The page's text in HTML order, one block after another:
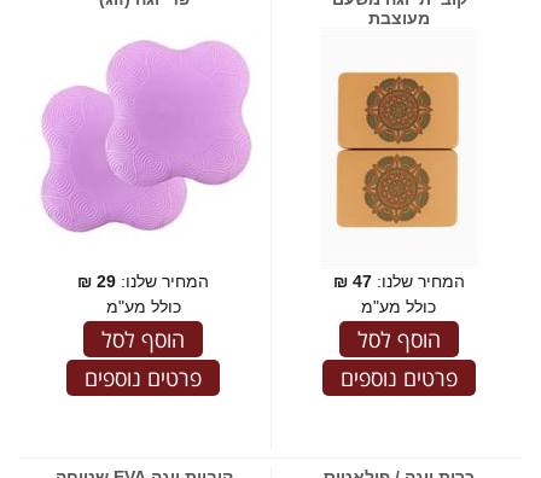
מעוצבת
המחיר שלנו:47
₪
כולל מע"מ
הוסף לסל
פרטים נוספים
המחיר שלנו: 29
₪
כולל מע"מ
הוסף לסל
פרטים נוספים